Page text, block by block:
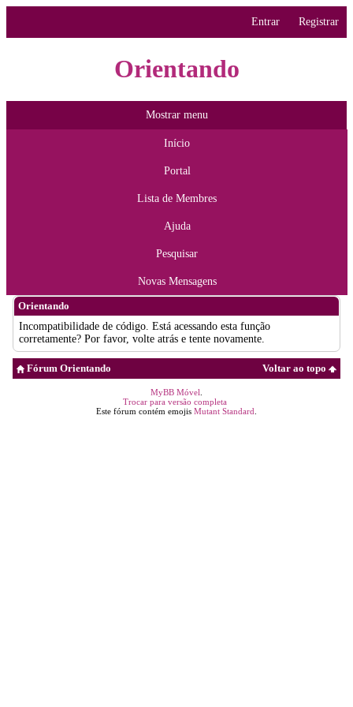
Entrar Registrar
Orientando
Mostrar menu
Início
Portal
Lista de Membres
Ajuda
Pesquisar
Novas Mensagens
Orientando
Incompatibilidade de código. Está acessando esta função
corretamente? Por favor, volte atrás e tente novamente.
Voltar ao topo
Fórum Orientando
MyBB Móvel
Trocar para versão completa
Este fórum contém emojis Mutant Standard